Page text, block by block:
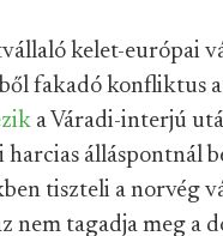
kelet-európai
fakadó konfliktus
a Váradi-interjú
álláspontnál
tiszteli a norvég
nem tagadja meg a